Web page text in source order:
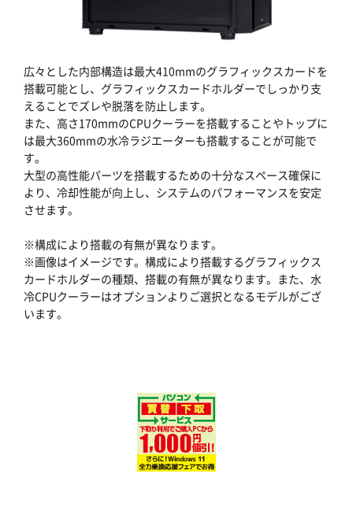
広々とした内部構造は最大410mmのグラフィックスカードを
搭載可能とし、グラフィックスカードホルダーでしっかり支
えることでズレや脱落を防止します。
また、高さ170mmのCPUクーラーを搭載することやトップに
は最大360mmの水冷ラジエーターも搭載することが可能で
す。
大型の高性能パーツを搭載するための十分なスペース確保に
より、冷却性能が向上し、システムのパフォーマンスを安定
させます。
※構成により搭載の有無が異なります。
※画像はイメージです。構成により搭載するグラフィックス
カードホルダーの種類、搭載の有無が異なります。また、水
冷CPUクーラーはオプションよりご選択となるモデルがござ
います。